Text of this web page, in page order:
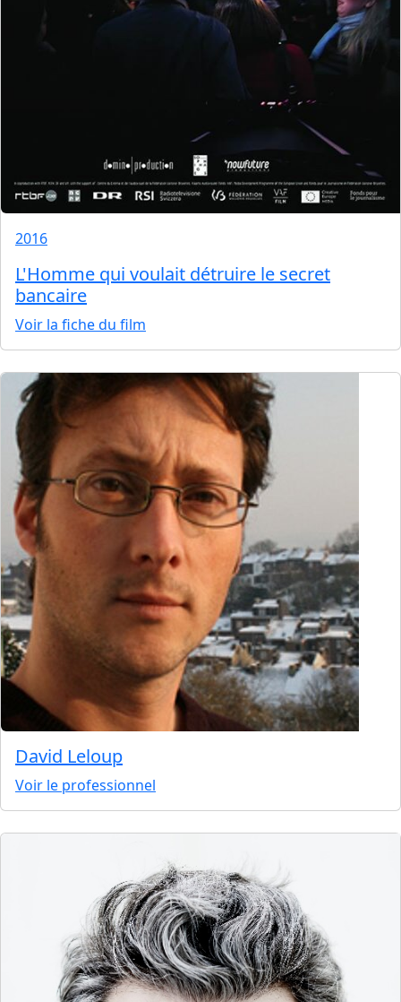
2016
L'Homme qui voulait détruire le secret
bancaire
Voir la fiche du film
David Leloup
Voir le professionnel